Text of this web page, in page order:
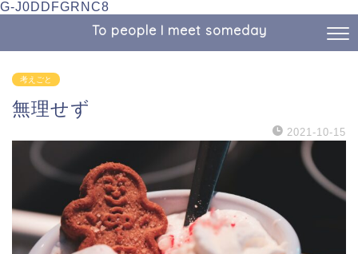
G-J0DDFGRNC8
To people I meet someday
考えごと
無理せず
2021-10-15